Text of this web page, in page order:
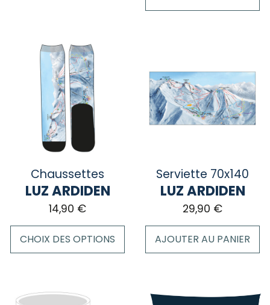
plusieurs
variations.
peuvent
choisies
page
Chaussettes
LUZ ARDIDEN
14,90 €
CHOIX DES OPTIONS
Serviette 70x140
LUZ ARDIDEN
29,90 €
AJOUTER AU PANIER